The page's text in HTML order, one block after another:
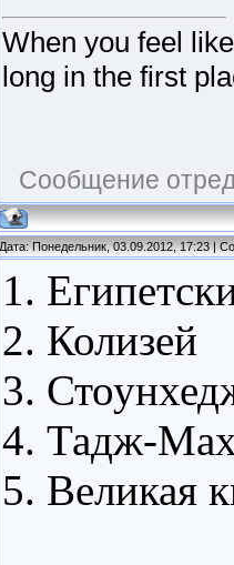
When you feel
long in the first
Сообщение
Дата: Понедельник, 03.09.2012, 17:23 |
1.
2. Колизей
3.
4. Тадж-
5. Великая